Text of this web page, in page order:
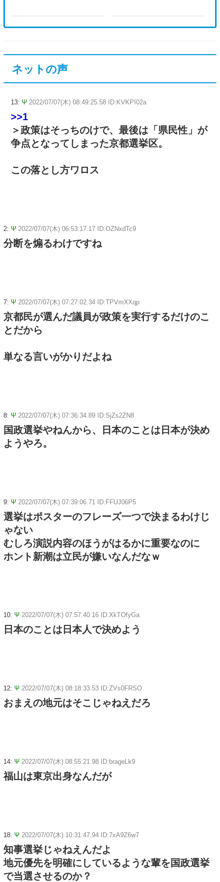
ネットの声
13: Ψ 2022/07/07(木) 08:49:25.58 ID:KVKPI02a
>>1
＞政策はそっちのけで、最後は「県民性」が
争点となってしまった京都選挙区。
この落とし方ワロス
2: Ψ 2022/07/07(木) 06:53:17.17 ID:OZNxdTc9
分断を煽るわけですね
7: Ψ 2022/07/07(木) 07:27:02.34 ID:TPVmXXqp
京都民が選んだ議員が政策を実行するだけのこ
とだから
単なる言いがかりだよね
8: Ψ 2022/07/07(木) 07:36:34.89 ID:SjZs2ZN8
国政選挙やねんから、日本のことは日本が決め
ようやろ。
9: Ψ 2022/07/07(木) 07:39:06.71 ID:FFUJ06P5
選挙はポスターのフレーズ一つで決まるわけじ
ゃない
むしろ演説内容のほうがはるかに重要なのに
ホント新潮は立民が嫌いなんだなｗ
10: Ψ 2022/07/07(木) 07:57:40.16 ID:XkTOfyGa
日本のことは日本人で決めよう
12: Ψ 2022/07/07(木) 08:18:33.53 ID:ZVs0FRSO
おまえの地元はそこじゃねえだろ
14: Ψ 2022/07/07(木) 08:55:21.98 ID:brageLk9
福山は東京出身なんだが
18: Ψ 2022/07/07(木) 10:31:47.94 ID:7xA9Z6w7
知事選挙じゃねえんだよ
地元優先を明確にしているような輩を国政選挙
で当選させるのか？